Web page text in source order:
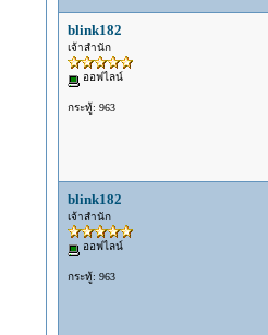
blink182
เจ้าสำนัก
ออฟไลน์
กระทู้: 963
blink182
เจ้าสำนัก
ออฟไลน์
กระทู้: 963